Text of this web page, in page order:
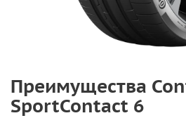
Преимущества
SportContact 6